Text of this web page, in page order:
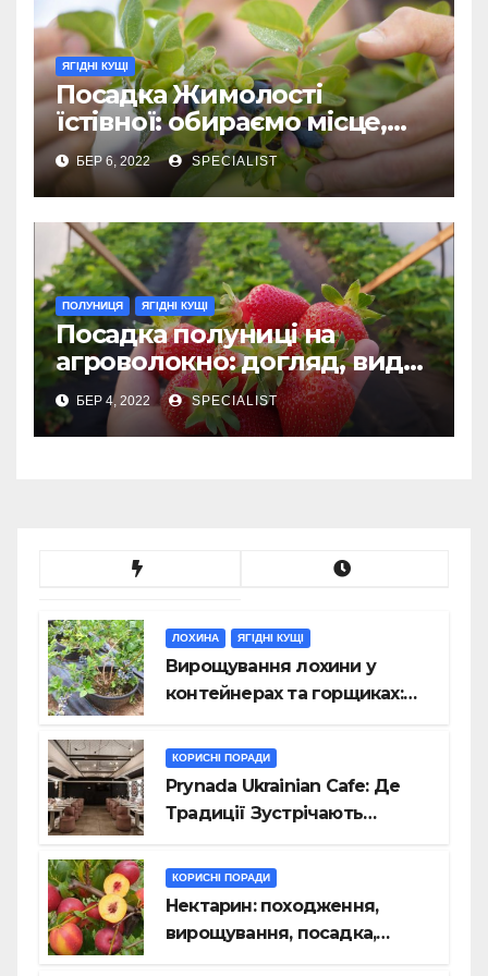
ЯГІДНІ КУЩІ
Посадка Жимолості
їстівної: обираємо місце,
догляд, особливості
БЕР 6, 2022 SPECIALIST
ПОЛУНИЦЯ ЯГІДНІ КУЩІ
Посадка полуниці на
агроволокно: догляд, види
матеріалу, догляд
БЕР 4, 2022 SPECIALIST
ЛОХИНА ЯГІДНІ КУЩІ
Вирощування лохини у
контейнерах та горщиках:
КОРИСНІ ПОРАДИ
Prynada Ukrainian Cafe: Де
Традиції Зустрічають
Смаках
КОРИСНІ ПОРАДИ
Нектарин: походження,
вирощування, посадка,